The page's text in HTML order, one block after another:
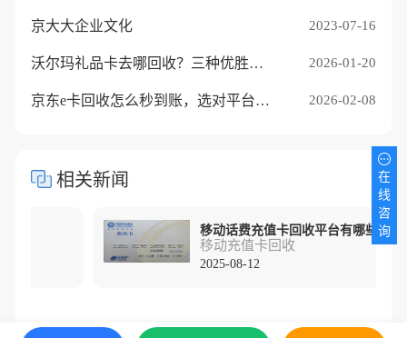
京大大企业文化 2023-07-16
沃尔玛礼品卡去哪回收？三种优胜途径推荐 2026-01-20
京东e卡回收怎么秒到账，选对平台是关键 2026-02-08
相关新闻
移动话费充值卡回收平台有哪些?
移动充值卡回收
2025-08-12
在
线
咨
询